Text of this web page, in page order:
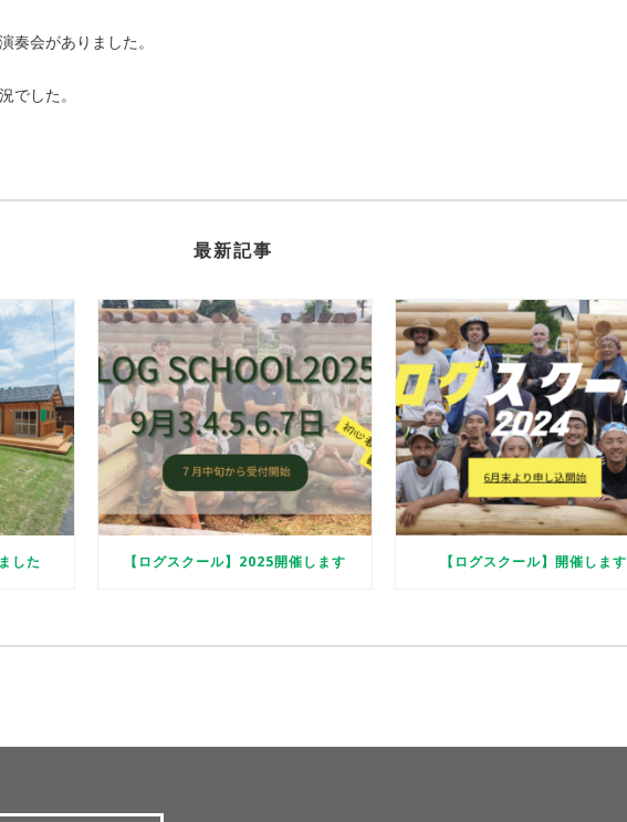
奏会がありました。
でした。
最新記事
した 【ログスクール】2025開催します 【ログスクール】開催します